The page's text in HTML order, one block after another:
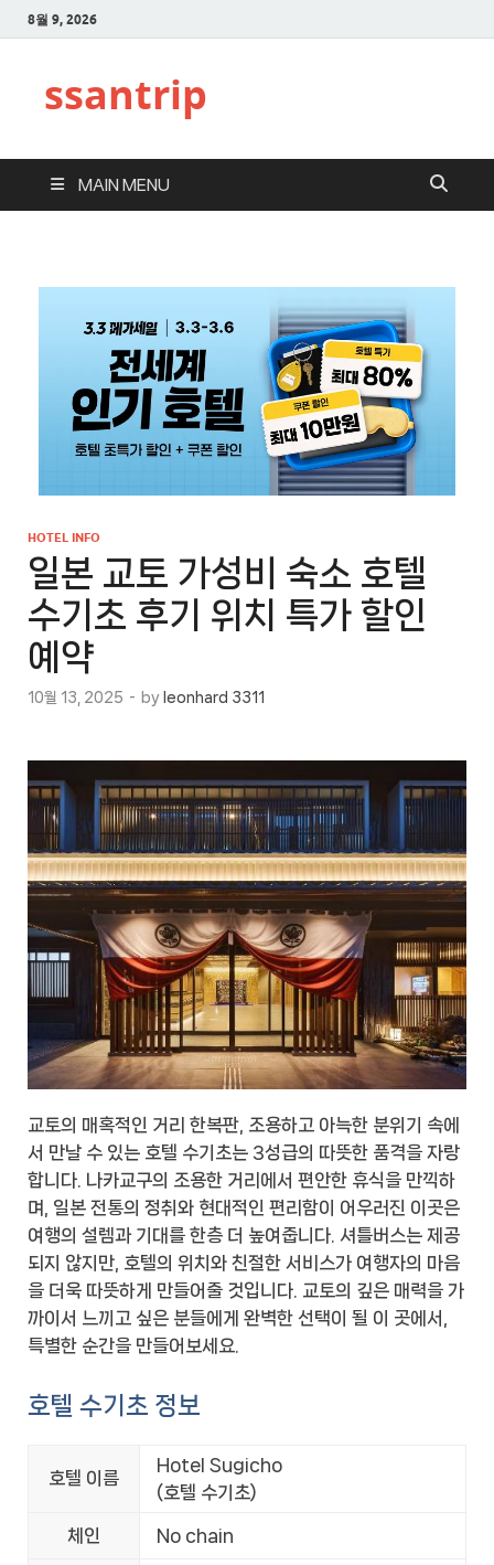
8월 9, 2026
ssantrip
MAIN MENU
HOTEL INFO
일본 교토 가성비 숙소 호텔
수기초 후기 위치 특가 할인
예약
10월 13, 2025 - by leonhard 3311
교토의 매혹적인 거리 한복판, 조용하고 아늑한 분위기 속에
서 만날 수 있는 호텔 수기초는 3성급의 따뜻한 품격을 자랑
합니다. 나카교구의 조용한 거리에서 편안한 휴식을 만끽하
며, 일본 전통의 정취와 현대적인 편리함이 어우러진 이곳은
여행의 설렘과 기대를 한층 더 높여줍니다. 셔틀버스는 제공
되지 않지만, 호텔의 위치와 친절한 서비스가 여행자의 마음
을 더욱 따뜻하게 만들어줄 것입니다. 교토의 깊은 매력을 가
까이서 느끼고 싶은 분들에게 완벽한 선택이 될 이 곳에서,
특별한 순간을 만들어보세요.
호텔 수기초 정보
호텔 이름
Hotel Sugicho
(호텔 수기초)
체인 No chain